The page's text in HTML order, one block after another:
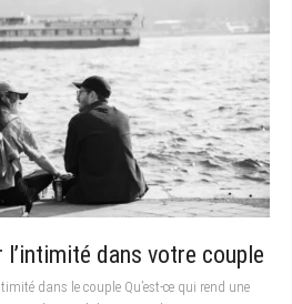
dans votre couple
dans le couple Qu’est-ce qui rend une